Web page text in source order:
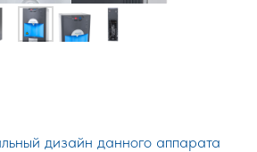
дизайн данного аппарата